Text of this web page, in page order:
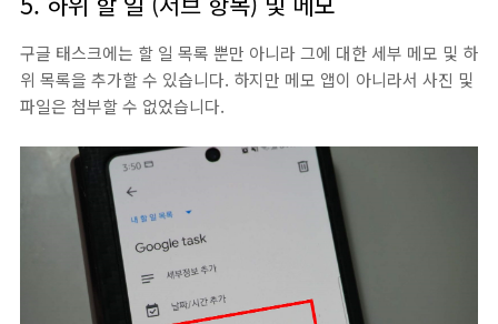
구글 태스크에는 할 일 목록 뿐만 아니라 그에 대한 세부 메모 및 하
위 목록을 추가할 수 있습니다. 하지만 메모 앱이 아니라서 사진 및
파일은 첨부할 수 없었습니다.